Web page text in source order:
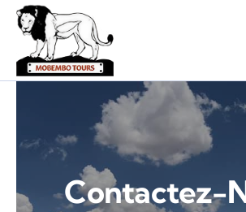
Skip
content
Contactez-